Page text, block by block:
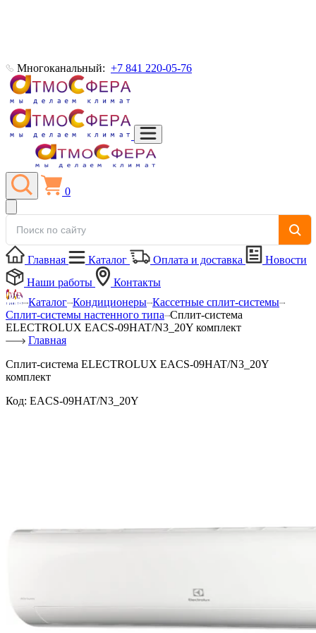
Многоканальный: +7 841 220-05-76
0
Главная Каталог Оплата и доставка
Новости
Наши работы
Контакты
Каталог Кондиционеры Кассетные сплит-системы
Сплит-системы настенного типа Сплит-система
ELECTROLUX EACS-09HAT/N3_20Y комплект
Главная
Сплит-система ELECTROLUX EACS-09HAT/N3_20Y
комплект
Код: EACS-09HAT/N3_20Y